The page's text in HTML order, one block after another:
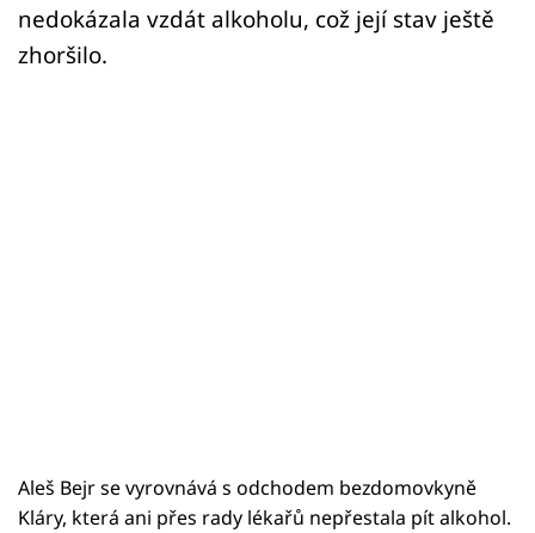
nedokázala vzdát alkoholu, což její stav ještě
zhoršilo.
Aleš Bejr se vyrovnává s odchodem bezdomovkyně
Kláry, která ani přes rady lékařů nepřestala pít alkohol.